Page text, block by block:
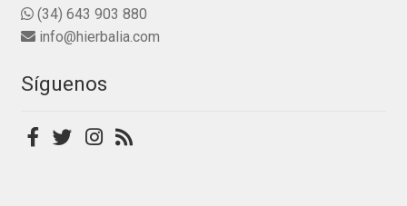
(34) 643 903 880
info@hierbalia.com
Síguenos